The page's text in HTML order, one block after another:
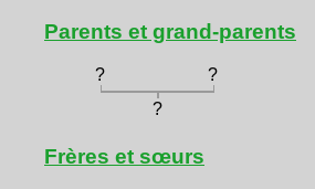
Parents et grand-parents
? ?
?
Frères et sœurs